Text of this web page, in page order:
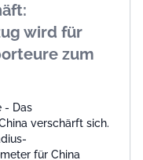
wird für
zum
- Das
verschärft sich.
für China